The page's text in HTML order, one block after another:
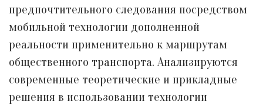
предпочтительного следования посредством
мобильной технологии дополненной
реальности применительно к маршрутам
общественного транспорта. Анализируются
современные теоретические и прикладные
решения в использовании технологии